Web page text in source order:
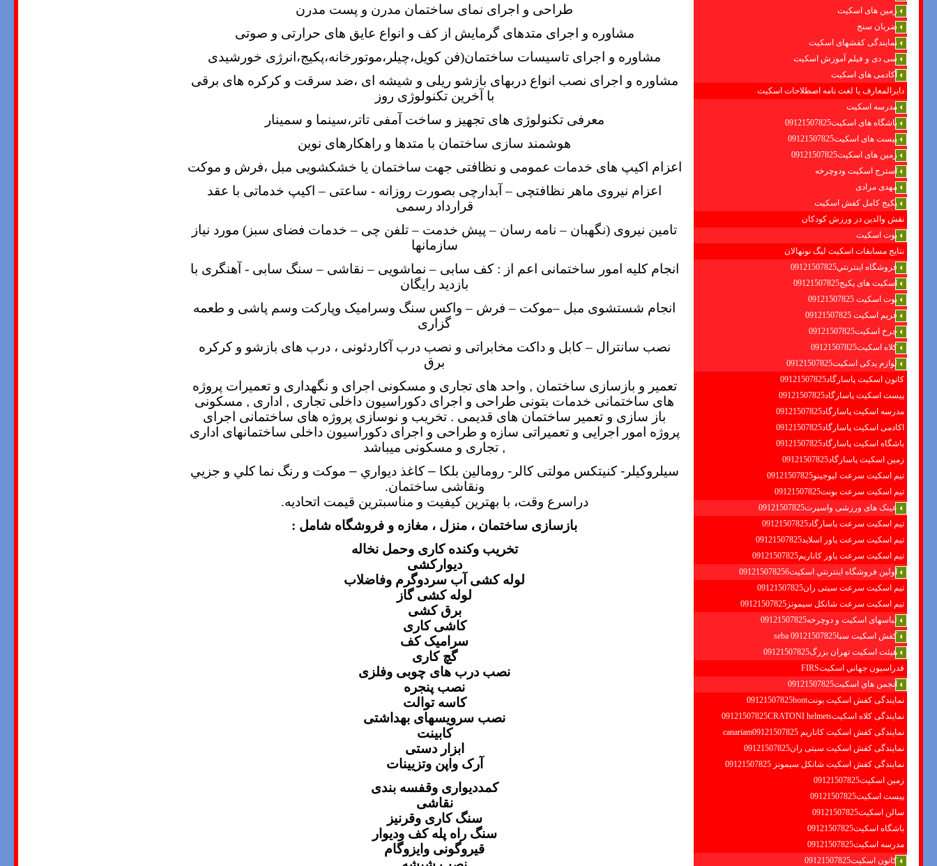
زمین های اسکیت
ضربان سنج
نمایندگی کفشهای اسکیت
سی دی و فیلم آموزش اسکیت
آکادمی های اسکیت
دایرالمعارف یا لغت نامه اصطلاحات اسکیت
مدرسه اسکیت
باشگاه های اسکیت09121507825
پیست های اسکیت09121507825
زمین های اسکیت09121507825
استرج اسکیت ودوچرخه
مهدی مرادی
پکیج کامل کفش اسکیت
نقش والدین در ورزش کودکان
بوت اسکیت
نتایج مسابقات اسکیت لیگ نونهالان
فروشگاه اينترنتي09121507825
اسکیت های پکیج09121507825
بوت اسکیت 09121507825
فریم اسکیت 09121507825
چرخ اسکیت09121507825
کلاه اسکیت09121507825
لوازم یدکی اسکیت09121507825
کانون اسکیت پاسارگاد09121507825
پیست اسکیت پاسارگاد09121507825
مدرسه اسکیت پاسارگاد09121507825
اکادمی اسکیت پاسارگاد09121507825
باشگاه اسکیت پاسارگاد09121507825
زمین اسکیت پاسارگاد09121507825
تیم اسکیت سرعت لیوجینو09121507825
تیم اسکیت سرعت بونت09121507825
عینک های ورزشی واسپرت09121507825
تیم اسکیت سرعت پاسارگاد09121507825
تیم اسکیت سرعت پاور اسلاید09121507825
تیم اسکیت سرعت پاور کاناریم09121507825
اولين فروشگاه اينترنتي اسكيت091215078256
تیم اسکیت سرعت سیتی ران09121507825
تیم اسکیت سرعت شانکل سیمونز09121507825
لباسهای اسکیت و دوچرخه09121507825
کفش اسکیت سبا09121507825 seba
هیئت اسکیت تهران بزرگ09121507825
فدراسيون جهاني اسكيتFIRS
انجمن هاي اسكيت09121507825
نمایندگی کفش اسکیت بونت09121507825bont
نمایندگی کلاه اسکیت09121507825CRATONI helmets
نمایندگی کفش اسکیت كاناريم canariam09121507825
نمایندگی کفش اسکیت سیتی ران09121507825
نمایندگی کفش اسکیت شانكل سيمونز 09121507825
زمین اسکیت09121507825
پیست اسکیت09121507825
سالن اسکیت09121507825
باشگاه اسکیت09121507825
مدرسه اسکیت09121507825
کانون اسکیت09121507825
طراحی و اجرای نمای ساختمان مدرن و پست مدرن
مشاوره و اجرای متدهای گرمایش از کف و انواع عایق های حرارتی و صوتی
مشاوره و اجرای تاسیسات ساختمان(فن کویل،چیلر،موتورخانه،پکیج،انرژی خورشیدی
مشاوره و اجرای نصب انواع دربهای بازشو ریلی و شیشه ای ،ضد سرقت و کرکره های برقی
با آخرین تکنولوژی روز
معرفی تکنولوژی های تجهیز و ساخت آمفی تاتر،سینما و سمینار
هوشمند سازی ساختمان با متدها و راهکارهای نوین
اعزام اکیپ های خدمات عمومی و نظافتی جهت ساختمان یا خشکشویی مبل ،فرش و موکت
اعزام نیروی ماهر نظافتچی – آبدارچی بصورت روزانه - ساعتی – اکیپ خدماتی با عقد
قرارداد رسمی
تامین نیروی (نگهبان – نامه رسان – پیش خدمت – تلفن چی – خدمات فضای سبز) مورد نیاز
سازمانها
انجام کلیه امور ساختمانی اعم از : کف سابی – نماشویی – نقاشی – سنگ سابی - آهنگری با
بازدید رایگان
انجام شستشوی مبل –موکت – فرش – واکس سنگ وسرامیک وپارکت وسم پاشی و طعمه
گزاری
نصب سانترال – کابل و داکت مخابراتی و نصب درب آکاردئونی ، درب های بازشو و کرکره
برق
تعمیر و بازسازی ساختمان , واحد های تجاری و مسکونی اجرای و نگهداری و تعمیرات پروژه
های ساختمانی خدمات بتونی طراحی و اجرای دکوراسیون داخلی تجاری , اداری , مسکونی
باز سازی و تعمیر ساختمان های قدیمی . تخریب و نوسازی پروژه های ساختمانی اجرای
پروژه امور اجرایی و تعمیراتی سازه و طراحی و اجرای دکوراسیون داخلی ساختمانهای اداری
, تجاری و مسکونی میباشد
سيلروكيلر- كنيتكس مولتی کالر- رومالين بلكا – كاغذ ديواري – موكت و رنگ نما کلي و جزيي
ونقاشی ساختمان.
دراسرع وقت، با بهترين كيفيت و مناسبترين قيمت اتحاديه.
بازسازی ساختمان ، منزل ، مغازه و فروشگاه شامل :
تخریب وکنده کاری وحمل نخاله
دیوارکشی
لوله کشی آب سردوگرم وفاضلاب
لوله کشی گاز
برق کشی
کاشی کاری
سرامیک کف
گچ کاری
نصب درب های چوبی وفلزی
نصب پنجره
کاسه توالت
نصب سرویسهای بهداشتی
کابینت
ابزار دستی
آرک واپن وتزیینات
کمددیواری وقفسه بندی
نقاشی
سنگ کاری وقرنیز
سنگ راه پله کف ودیوار
قیروگونی وایزوگام